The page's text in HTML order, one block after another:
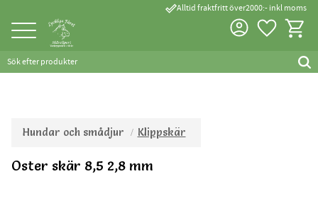
Meny
done_outlineAlltid fraktfritt över2000:- inkl moms
Favoriter
Hundar och smådjur Klippskär
Oster skär 8,5 2,8 mm